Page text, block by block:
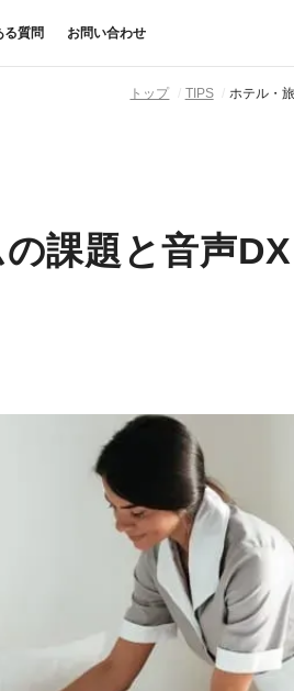
る質問 お問い合わせ
トップ TIPS ホテル・
課題と音声DX